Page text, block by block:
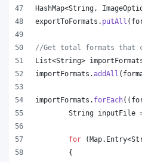
HashMap<String ,
exportToFormats . putAll (
//Get total formats that
List<String>
importFormats .addAll (
importFormats . forEach((
String inputFile
for (Map. Entry<
	{